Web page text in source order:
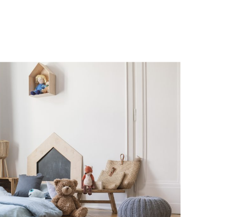
delle Royal Families: la nostra
volta al mese riceverai
l’organizzazione della tua
crescita, cucina,
anche tu nel mondo delle Royal
è grandissima e speciale.Una volta
rendere più semplice
grazie a spunti su genitorialità,
lavorativa.Entra anche tu nel